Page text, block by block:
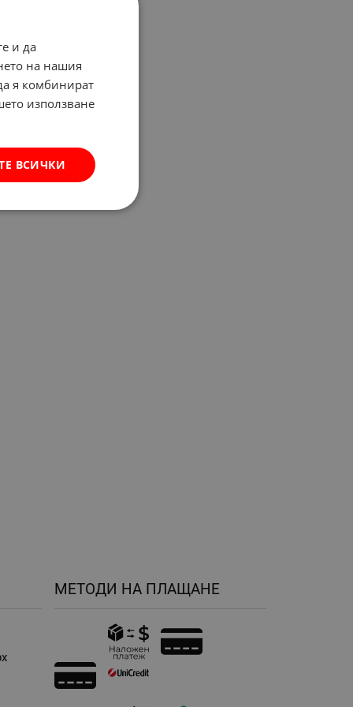
МЕТОДИ НА ПЛАЩАНЕ
и да
на нашия
я комбинират
използване
ВСИЧКИ